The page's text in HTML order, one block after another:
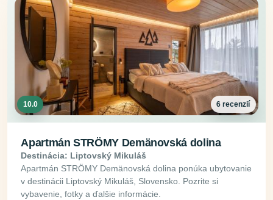
10.0 6 recenzií
Apartmán STRÖMY Demänovská dolina
Destinácia: Liptovský Mikuláš
Apartmán STRÖMY Demänovská dolina ponúka ubytovanie
v destinácii Liptovský Mikuláš, Slovensko. Pozrite si
vybavenie, fotky a ďalšie informácie.